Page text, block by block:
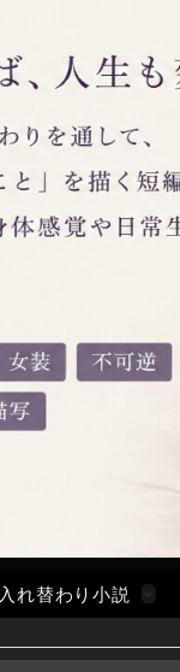
入れ替わり小説